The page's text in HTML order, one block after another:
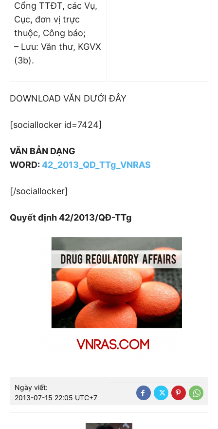
Cổng TTĐT, các Vụ,
Cục, đơn vị trực
thuộc, Công báo;
– Lưu: Văn thư, KGVX
(3b).
DOWNLOAD VĂN DƯỚI ĐÂY
[sociallocker id=7424]
VĂN BẢN DẠNG
WORD: 42_2013_QD_TTg_VNRAS
[/sociallocker]
Quyết định 42/2013/QĐ-TTg
Ngày viết:
2013-07-15 22:05 UTC+7